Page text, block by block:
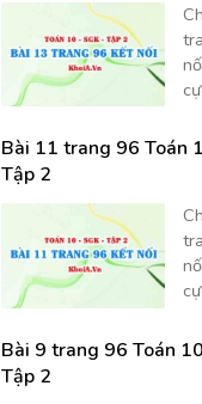
Bài 11 trang 96 Toán
Tập 2
Bài 9 trang 96 Toán
Tập 2